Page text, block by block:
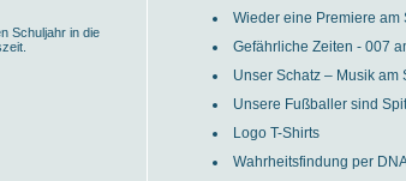
Schuljahr in die
Wieder eine Premiere am
Gefährliche Zeiten - 007
Unser Schatz – Musik am
Unsere Fußballer sind
Logo T-Shirts
Wahrheitsfindung per